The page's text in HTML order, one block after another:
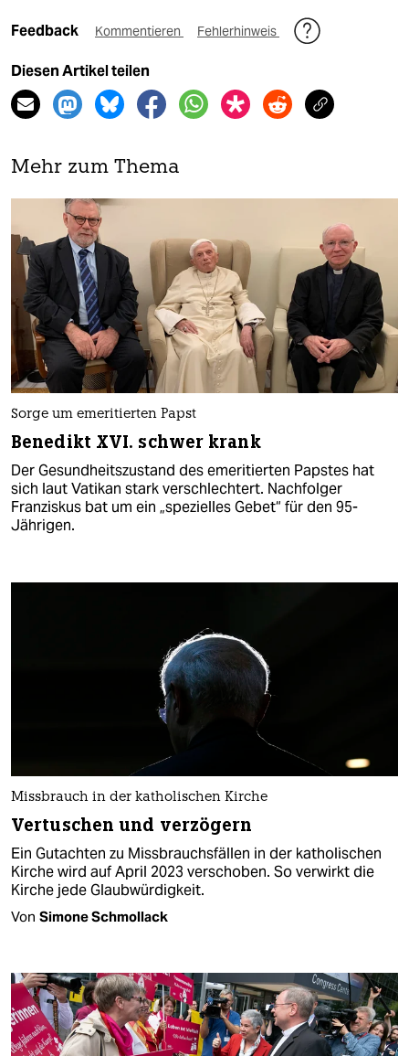
Feedback Kommentieren Fehlerhinweis
Diesen Artikel teilen
Mehr zum Thema
Sorge um emeritierten Papst
Benedikt XVI. schwer krank
Der Gesundheitszustand des emeritierten Papstes hat
sich laut Vatikan stark verschlechtert. Nachfolger
Franziskus bat um ein „spezielles Gebet“ für den 95-
Jährigen.
Missbrauch in der katholischen Kirche
Vertuschen und verzögern
Ein Gutachten zu Missbrauchsfällen in der katholischen
Kirche wird auf April 2023 verschoben. So verwirkt die
Kirche jede Glaubwürdigkeit.
Von Simone Schmollack